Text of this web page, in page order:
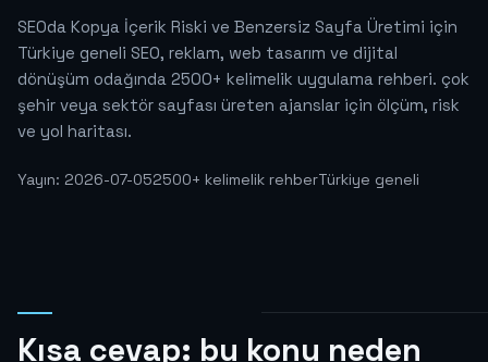
SEOda Kopya İçerik Riski ve Benzersiz Sayfa Üretimi için
Türkiye geneli SEO, reklam, web tasarım ve dijital
dönüşüm odağında 2500+ kelimelik uygulama rehberi. çok
şehir veya sektör sayfası üreten ajanslar için ölçüm, risk
ve yol haritası.
Yayın: 2026-07-052500+ kelimelik rehberTürkiye geneli
Kısa cevap: bu konu neden